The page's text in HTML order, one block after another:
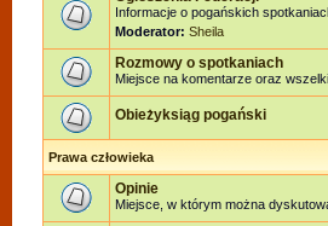
Informacje o pogańskich
Moderator: Sheila
Rozmowy o spotkaniach
Miejsce na komentarze oraz
Obieżyksiąg pogański
Prawa człowieka
Opinie
Miejsce, w którym można